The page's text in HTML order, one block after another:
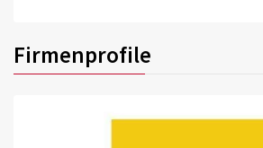
Firmenprofile